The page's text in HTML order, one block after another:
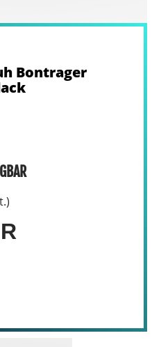
Bontrager